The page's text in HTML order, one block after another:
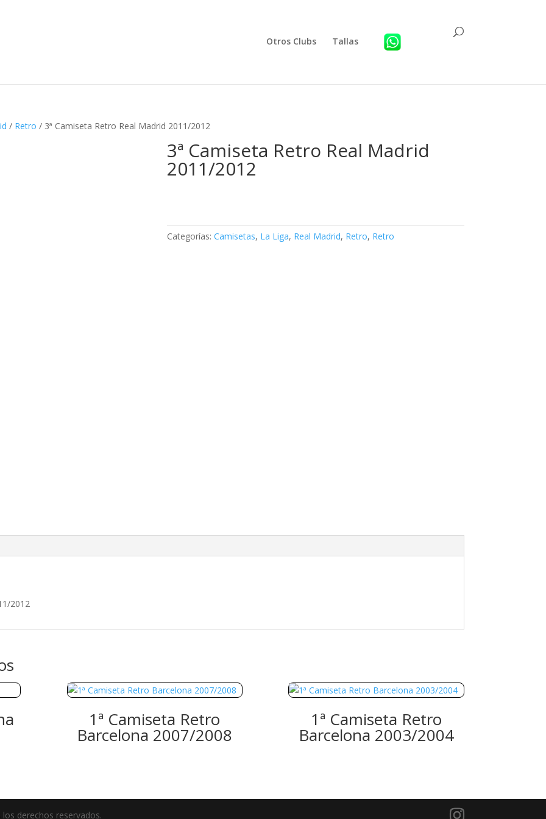
Otros Clubs Tallas
/ Retro / 3ª Camiseta Retro Real Madrid 2011/2012
3ª Camiseta Retro Real Madrid
2011/2012
Categorías: Camisetas, La Liga, Real Madrid, Retro, Retro
2012
1ª Camiseta Retro
Barcelona 2007/2008
1ª Camiseta Retro
Barcelona 2003/2004
derechos reservados.